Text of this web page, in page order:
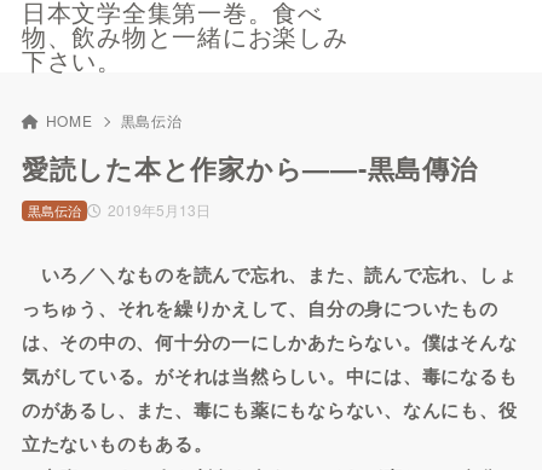
日本文学全集第一巻。食べ
物、飲み物と一緒にお楽しみ
下さい。
HOME 黒島伝治
愛読した本と作家から——-黒島傳治
2019年5月13日
黒島伝治
いろ／＼なものを読んで忘れ、また、読んで忘れ、しょ
っちゅう、それを繰りかえして、自分の身についたもの
は、その中の、何十分の一にしかあたらない。僕はそんな
気がしている。がそれは当然らしい。中には、毒になるも
のがあるし、また、毒にも薬にもならない、なんにも、役
立たないものもある。